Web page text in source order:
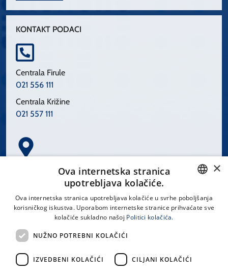
KONTAKT PODACI
Centrala Firule
021 556 111
Centrala Križine
021 557 111
Spinčićeva 1, 21000 Split
LINKOVI
CROATIAN
×
Ova internetska stranica
upotrebljava kolačiće.
Ova internetska stranica upotrebljava kolačiće u svrhe poboljšanja
korisničkog iskustva. Uporabom internetske stranice prihvaćate sve
kolačiće sukladno našoj Politici kolačića.
NUŽNO POTREBNI KOLAČIĆI
IZVEDBENI KOLAČIĆI CILJANI KOLAČIĆI